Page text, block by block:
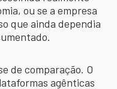
ou se a empresa
que ainda dependia
de comparação. O
agênticas